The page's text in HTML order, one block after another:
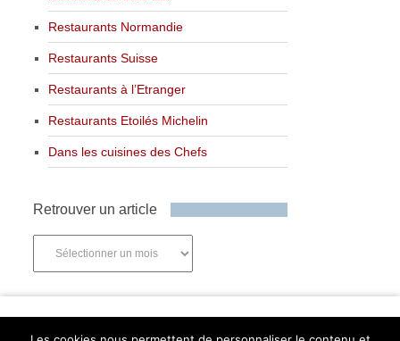
Restaurants Normandie
Restaurants Suisse
Restaurants à l’Etranger
Restaurants Etoilés Michelin
Dans les cuisines des Chefs
Retrouver un article